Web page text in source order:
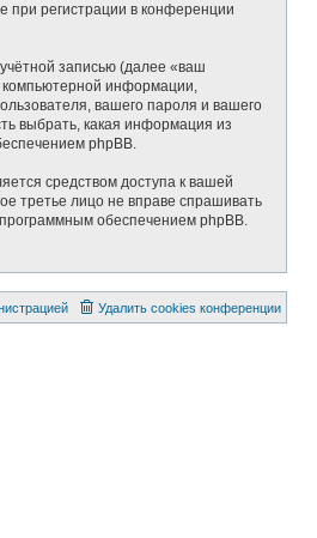
регистрации в конференции
записью (далее «ваш
информации,
вашего пароля и вашего
выбрать, какая информация из
phpBB.
средством доступа к вашей
третье лицо не вправе спрашивать
обеспечением phpBB.
Удалить cookies конференции